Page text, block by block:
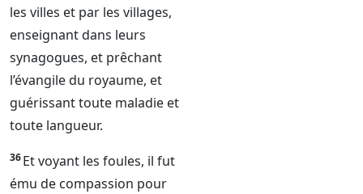
les villes et par les villages,
enseignant dans leurs
synagogues, et prêchant
l’évangile du royaume, et
guérissant toute maladie et
toute langueur.
36Et voyant les foules, il fut
ému de compassion pour